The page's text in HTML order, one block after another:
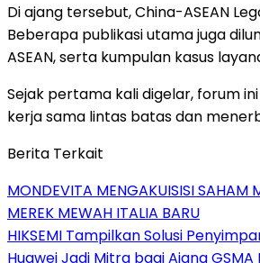
Di ajang tersebut, China-ASEAN
Beberapa publikasi utama juga
ASEAN, serta kumpulan kasus
Sejak pertama kali digelar, forum
kerja sama lintas batas dan
Berita Terkait
MONDEVITA MENGAKUISISI SAHAM
MEREK MEWAH ITALIA BARU
HIKSEMI Tampilkan Solusi
Huawei Jadi Mitra bagi Ajang GSMA